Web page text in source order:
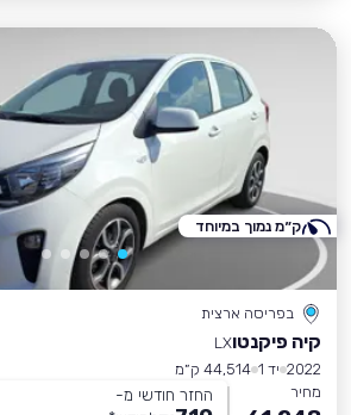
בפריסה ארצית
קיה פיקנטוLX
2022 יד 1
44,514 ק״מ
מחיר
החזר חודשי מ-
ק״מ נמוך במיוחד